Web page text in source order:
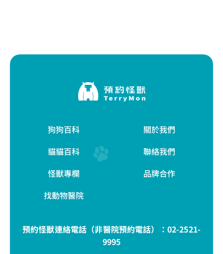
狗狗百科
貓貓百科
怪獸專欄
找動物醫院
關於我們
聯絡我們
品牌合作
預約怪獸連絡電話（非醫院預約電話）： 02-2521-
9995